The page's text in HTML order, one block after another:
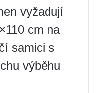
vyžadují
cm na
samici s
výběhu